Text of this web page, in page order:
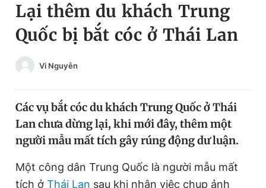
Chuyên mục
Chuyên mục khác
Tin thị trường Tin 360
Đổi mật khẩu
Tin đã lưu
Tin đã xem
Đăng xuất
Lại thêm du khách Trung
Quốc bị bắt cóc ở Thái Lan
Vi Nguyễn
Các vụ bắt cóc du khách Trung Quốc ở Thái
Lan chưa dừng lại, khi mới đây, thêm một
người mẫu mất tích gây rúng động dư luận.
Một công dân Trung Quốc là người mẫu mất
tích ở Thái Lan sau khi nhận việc chụp ảnh